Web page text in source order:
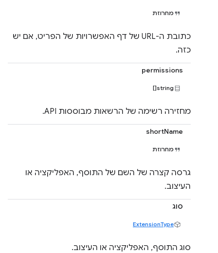
מחרוזת
כתובת ה-URL של דף האפשרויות של הפריט, אם יש
כזה.
permissions
string[]
מחזירה רשימה של הרשאות מבוססות API.
shortName
מחרוזת
גרסה קצרה של השם של התוסף, האפליקציה או
העיצוב.
סוג
ExtensionType
סוג התוסף, האפליקציה או העיצוב.